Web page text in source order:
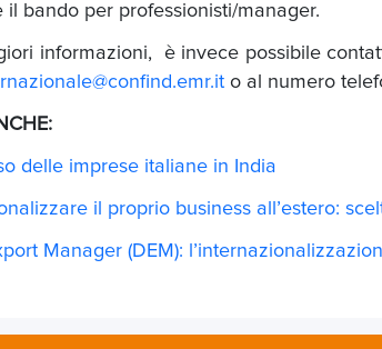
il bando per professionisti/manager.
informazioni, è invece possibile
o al numero
delle imprese italiane in India
il proprio business all’estero:
Manager (DEM):